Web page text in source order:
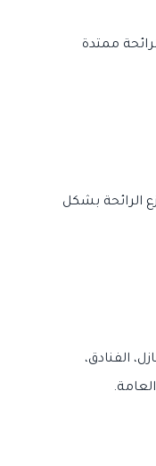
ممتدة
الرائحة بشكل
الفنادق،